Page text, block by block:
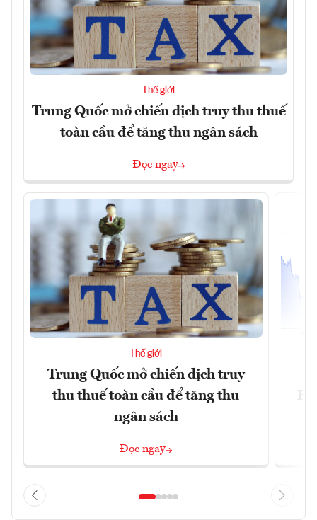
Thế giới
Trung Quốc mở chiến dịch truy thu thuế
toàn cầu để tăng thu ngân sách
Đọc ngay
Thế giới
Trung Quốc mở chiến dịch truy
thu thuế toàn cầu để tăng thu
ngân sách
Đọc ngay